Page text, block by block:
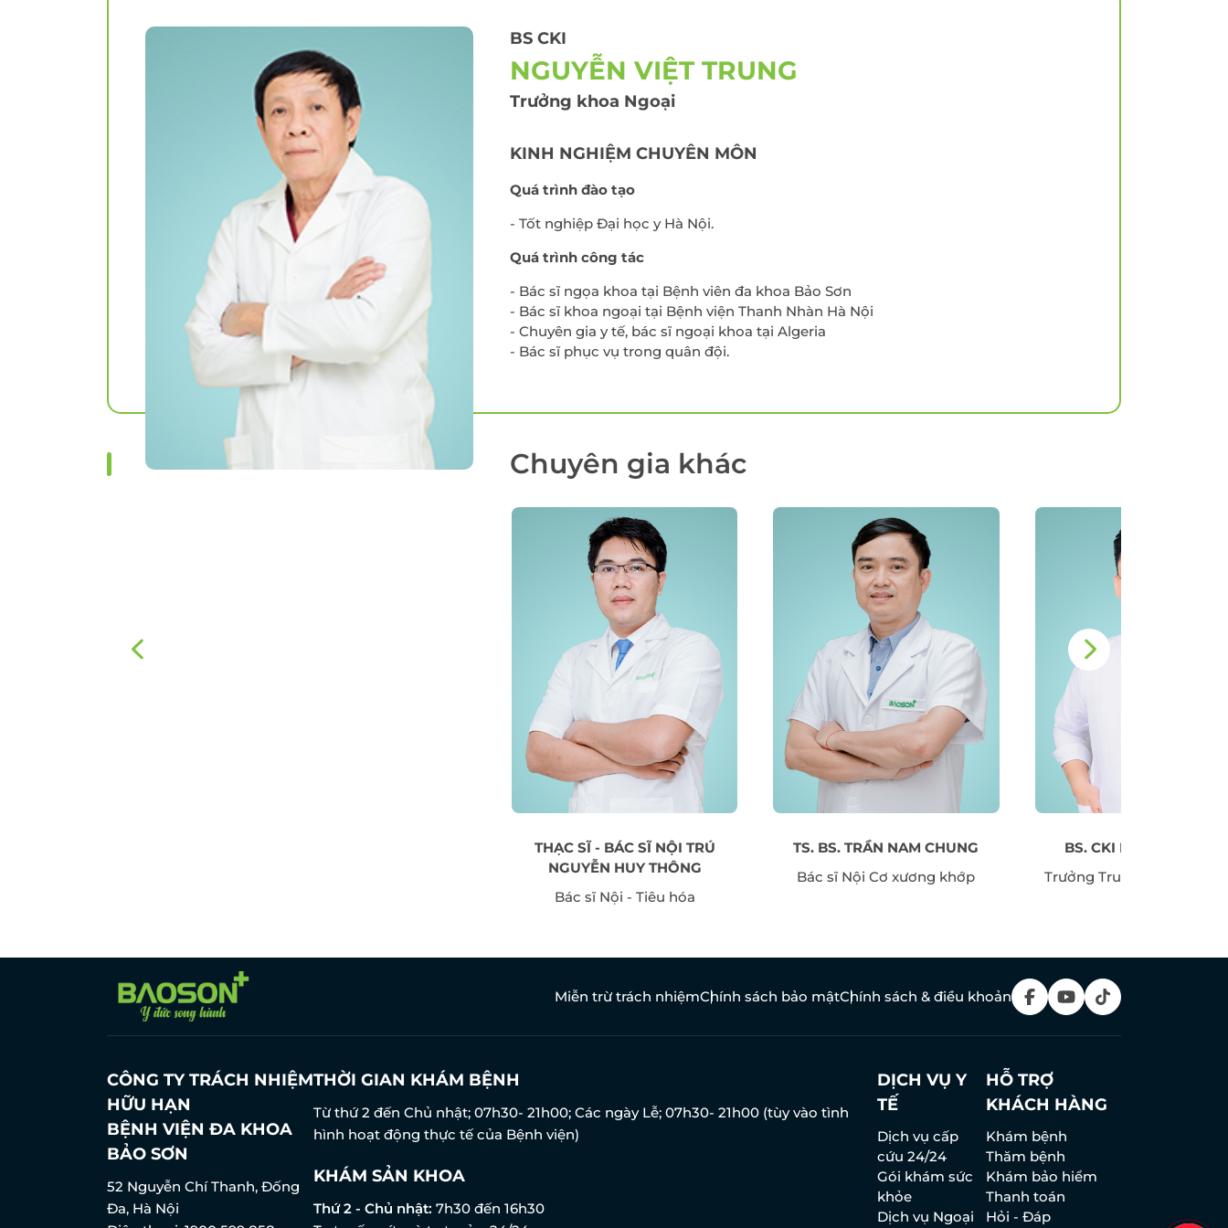
công ty
trực tràng
Cấy que tránh thai
Sàng lọc sau sinh
Gói xét nghiệm vi chất
Điều trị hiếm muộn -
Hỗ trợ sinh sản
BS CKI
NGUYỄN VIỆT TRUNG
Trưởng khoa Ngoại
KINH NGHIỆM CHUYÊN MÔN
Quá trình đào tạo
- Tốt nghiệp Đại học y Hà Nội.
Quá trình công tác
- Bác sĩ ngọa khoa tại Bệnh viên đa khoa Bảo Sơn
- Bác sĩ khoa ngoại tại Bệnh viện Thanh Nhàn Hà Nội
- Chuyên gia y tế, bác sĩ ngoại khoa tại Algeria
- Bác sĩ phục vụ trong quân đội.
Chuyên gia khác
THẠC SĨ - BÁC SĨ NỘI TRÚ
NGUYỄN HUY THÔNG
Bác sĩ Nội - Tiêu hóa
TS. BS. TRẦN NAM CHUNG
Bác sĩ Nội Cơ xương khớp
BS. CKI HỒ VĂN
Trưởng Trung tâm Hỗ trợ
Miễn trừ trách nhiệmChính sách bảo mậtChính sách & điều khoản
CÔNG TY TRÁCH NHIỆM
HỮU HẠN
BỆNH VIỆN ĐA KHOA
BẢO SƠN
52 Nguyễn Chí Thanh, Đống
Đa, Hà Nội
THỜI GIAN KHÁM BỆNH
Từ thứ 2 đến Chủ nhật; 07h30- 21h00; Các ngày Lễ; 07h30- 21h00 (tùy vào tình
hình hoạt động thực tế của Bệnh viện)
KHÁM SẢN KHOA
Thứ 2 - Chủ nhật: 7h30 đến 16h30
DỊCH VỤ Y
TẾ
Dịch vụ cấp
cứu 24/24
Gói khám sức
khỏe
Dịch vụ Ngoại
HỖ TRỢ
KHÁCH HÀNG
Khám bệnh
Thăm bệnh
Khám bảo hiểm
Thanh toán
Hỏi - Đáp